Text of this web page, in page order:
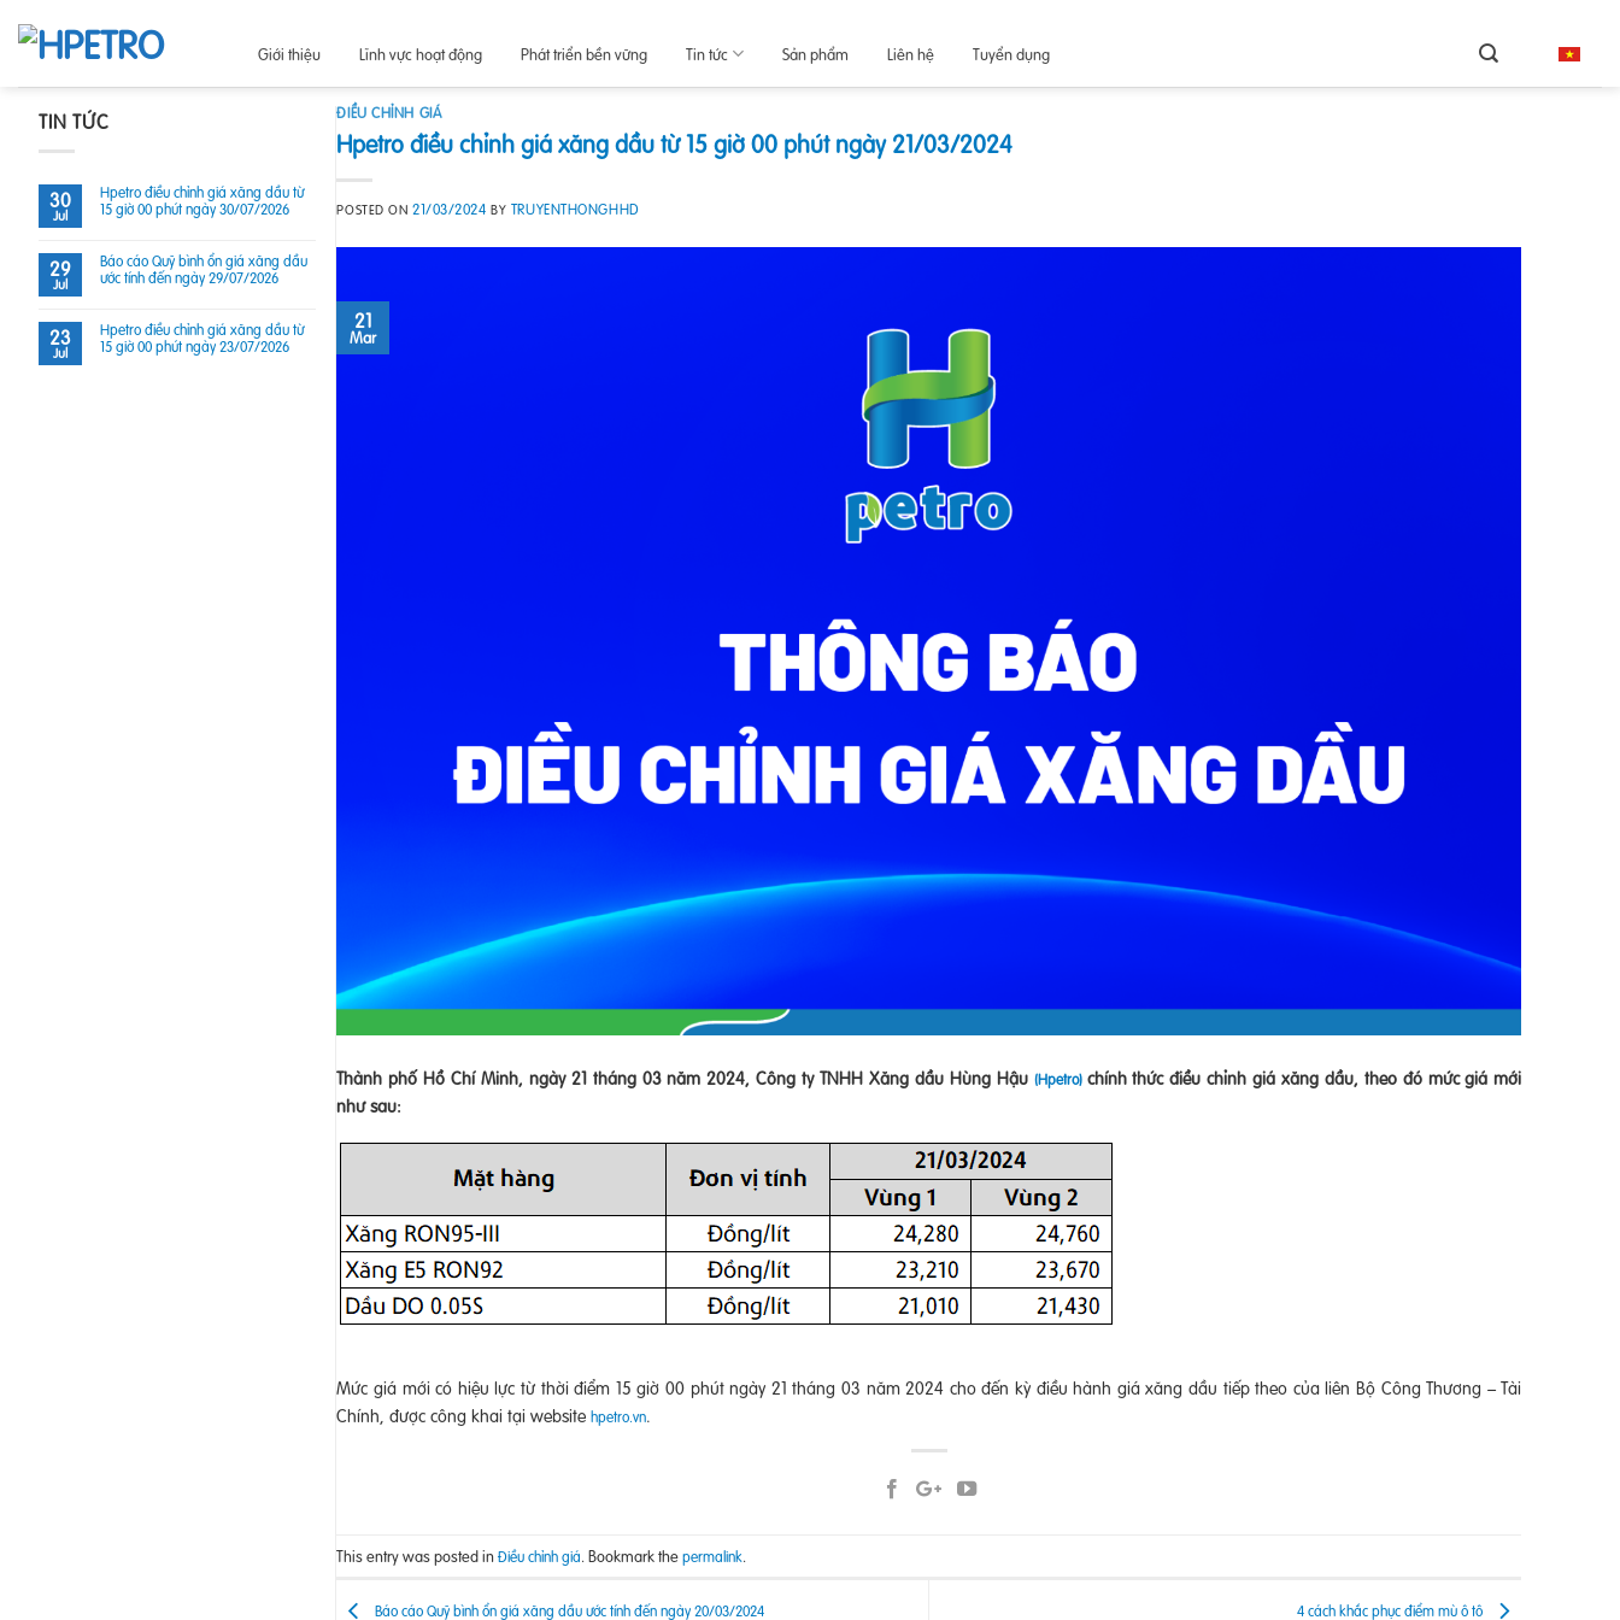
content
Giới thiệu Lĩnh vực hoạt động Phát triển bền vững Tin tức Sản phẩm Liên hệ Tuyển dụng
TIN TỨC
30
Jul
Hpetro điều chỉnh giá xăng dầu từ
15 giờ 00 phút ngày 30/07/2026
29
Jul
Báo cáo Quỹ bình ổn giá xăng dầu
ước tính đến ngày 29/07/2026
23
Jul
Hpetro điều chỉnh giá xăng dầu từ
15 giờ 00 phút ngày 23/07/2026
ĐIỀU CHỈNH GIÁ
Hpetro điều chỉnh giá xăng dầu từ 15 giờ 00 phút ngày 21/03/2024
POSTED ON 21/03/2024 BY TRUYENTHONGHHD
21
Mar
Thành phố Hồ Chí Minh, ngày 21 tháng 03 năm 2024, Công ty TNHH Xăng dầu Hùng Hậu (Hpetro) chính thức điều chỉnh giá xăng dầu, theo đó mức giá mới
như sau:
Mức giá mới có hiệu lực từ thời điểm 15 giờ 00 phút ngày 21 tháng 03 năm 2024 cho đến kỳ điều hành giá xăng dầu tiếp theo của liên Bộ Công Thương – Tài
Chính, được công khai tại websitehpetro.vn.
This entry was posted inĐiều chỉnh giá. Bookmark thepermalink.
Báo cáo Quỹ bình ổn giá xăng dầu ước tính đến ngày 20/03/2024 4 cách khắc phục điểm mù ô tô